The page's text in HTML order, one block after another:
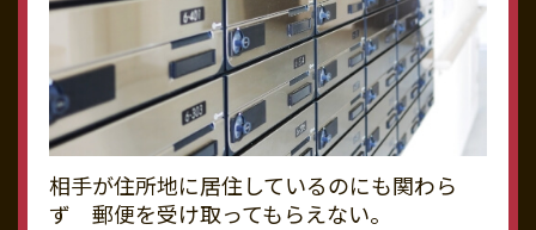
相手が住所地に居住しているのにも関わら
ず 郵便を受け取ってもらえない。